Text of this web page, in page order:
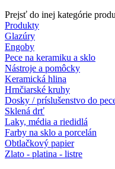
Prejsť do inej kategórie
Produkty
Glazúry
Engoby
Pece na keramiku a sklo
Nástroje a pomôcky
Keramická hlina
Hrnčiarské kruhy
Dosky / príslušenstvo do
Sklená drť
Laky, média a riedidlá
Farby na sklo a porcelán
Obtlačkový papier
Zlato - platina - listre